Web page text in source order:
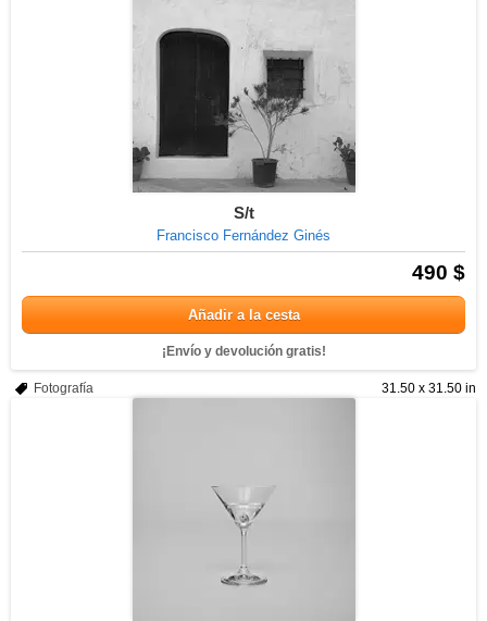
S/t
Francisco Fernández Ginés
490 $
Añadir a la cesta
¡Envío y devolución gratis!
31.50 x 31.50 in
Fotografía